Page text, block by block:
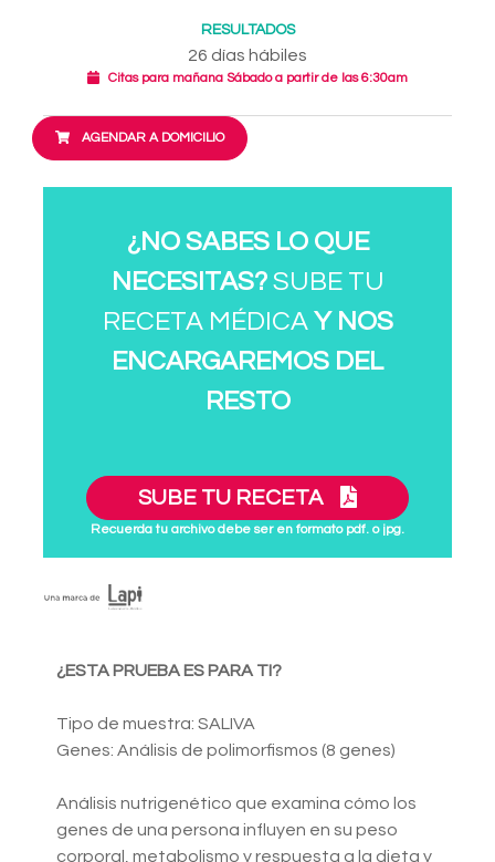
RESULTADOS
26 días hábiles
Citas para mañana Sábado a partir de las 6:30am
AGENDAR A DOMICILIO
¿NO SABES LO QUE
NECESITAS?SUBE TU
RECETA MÉDICA Y NOS
ENCARGAREMOS DEL
RESTO
SUBE TU RECETA
Recuerda tu archivo debe ser en formato pdf. o jpg.
¿ESTA PRUEBA ES PARA TI?
Tipo de muestra: SALIVA
Genes: Análisis de polimorfismos (8 genes)
Análisis nutrigenético que examina cómo los
genes de una persona influyen en su peso
corporal, metabolismo y respuesta a la dieta y